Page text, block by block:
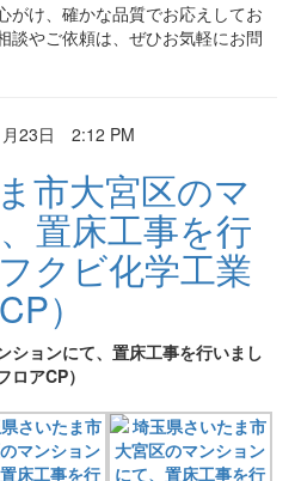
がけ、確かな品質でお応えしてお
談やご依頼は、ぜひお気軽にお問
月23日 2:12 PM
市大宮区のマ
置床工事を行
クビ化学工業
）
ションにて、置床工事を行いまし
アCP）